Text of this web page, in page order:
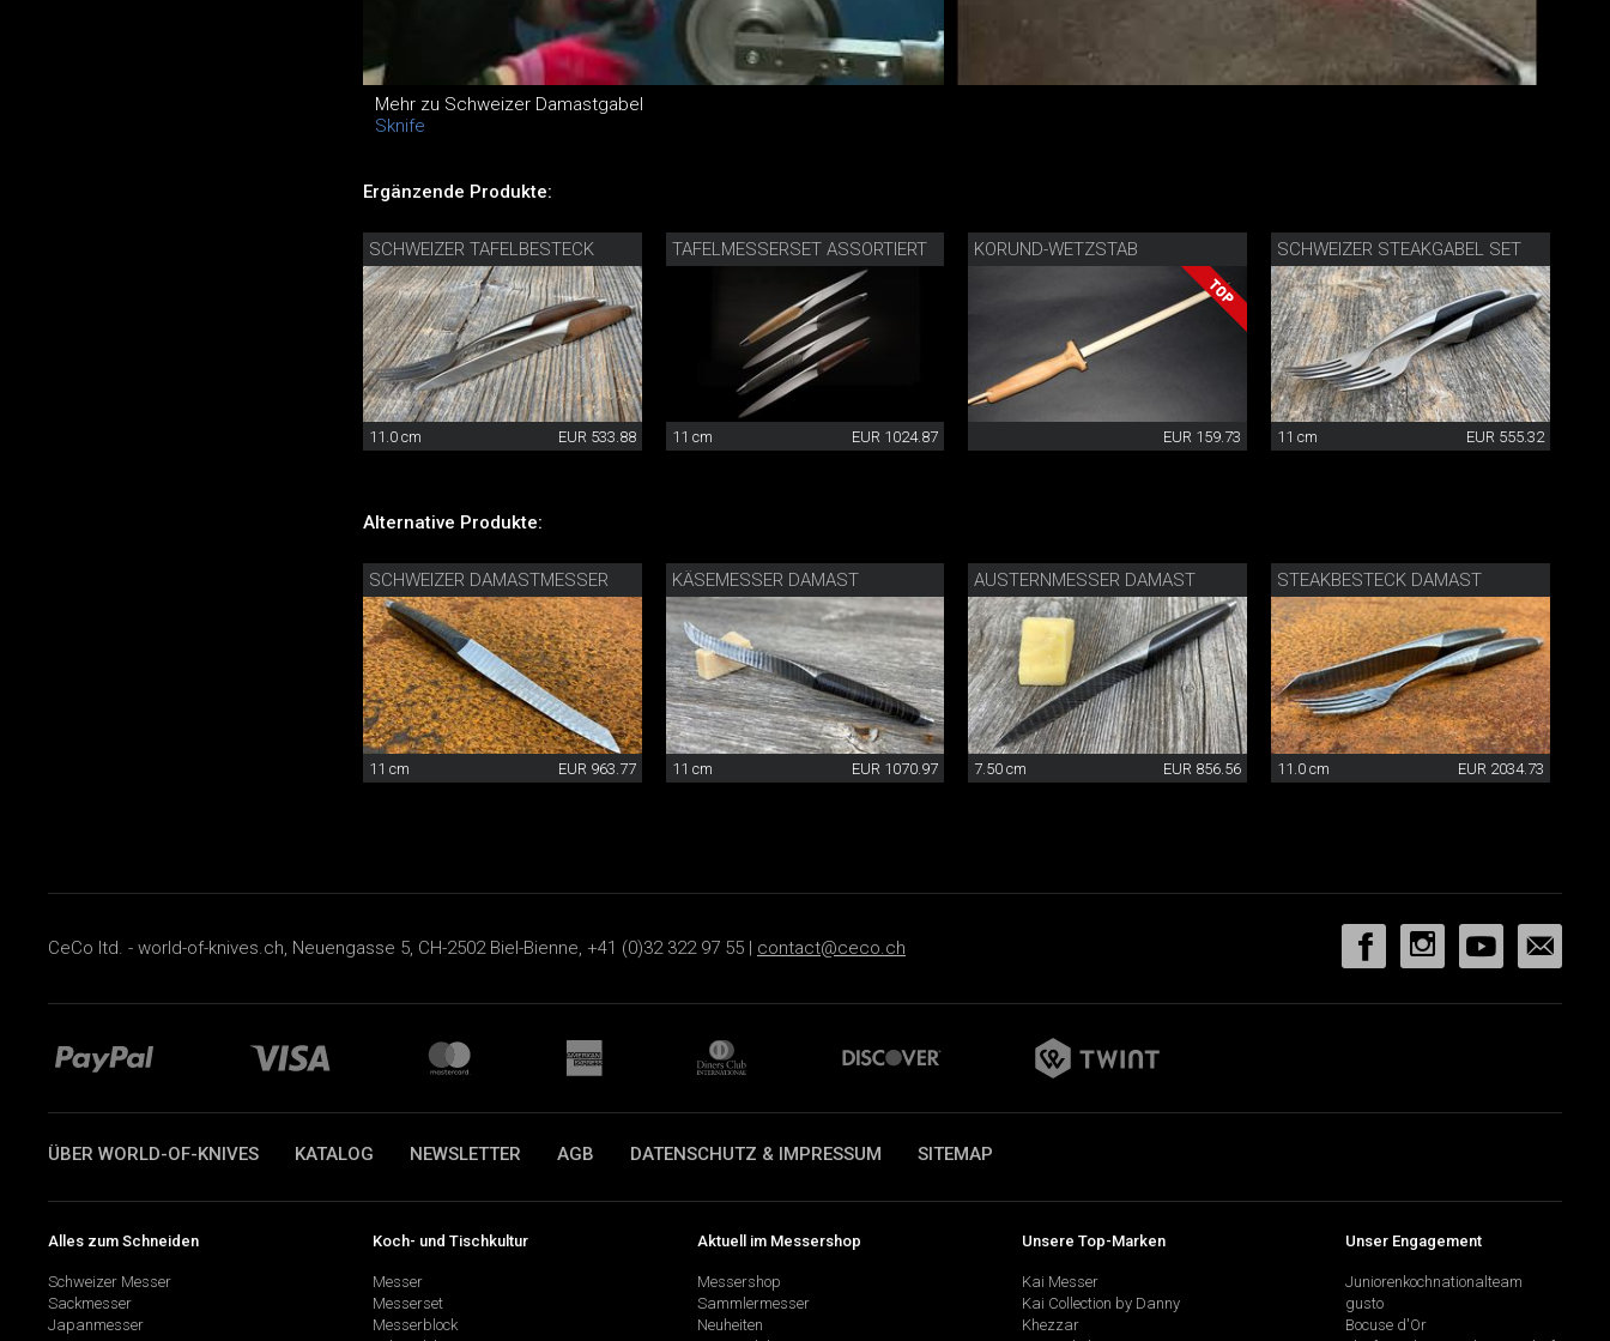
Mehr zu Schweizer Damastgabel
Sknife
Ergänzende Produkte:
SCHWEIZER TAFELBESTECK
11.0 cm EUR 533.88
TAFELMESSERSET ASSORTIERT
11 cm EUR 1024.87
KORUND-WETZSTAB
EUR 159.73
SCHWEIZER STEAKGABEL SET
11 cm EUR 555.32
Alternative Produkte:
SCHWEIZER DAMASTMESSER
11 cm EUR 963.77
KÄSEMESSER DAMAST
11 cm EUR 1070.97
AUSTERNMESSER DAMAST
7.50 cm EUR 856.56
STEAKBESTECK DAMAST
11.0 cm EUR 2034.73
CeCo ltd. - world-of-knives.ch, Neuengasse 5, CH-2502 Biel-Bienne, +41 (0)32 322 97 55 | contact@ceco.ch
ÜBER WORLD-OF-KNIVES KATALOG NEWSLETTER AGB DATENSCHUTZ & IMPRESSUM SITEMAP
Alles zum Schneiden
Schweizer Messer
Sackmesser
Japanmesser
Koch- und Tischkultur
Messer
Messerset
Messerblock
Aktuell im Messershop
Messershop
Sammlermesser
Neuheiten
Unsere Top-Marken
Kai Messer
Kai Collection by Danny
Khezzar
Unser Engagement
Juniorenkochnationalteam
gusto
Bocuse d'Or